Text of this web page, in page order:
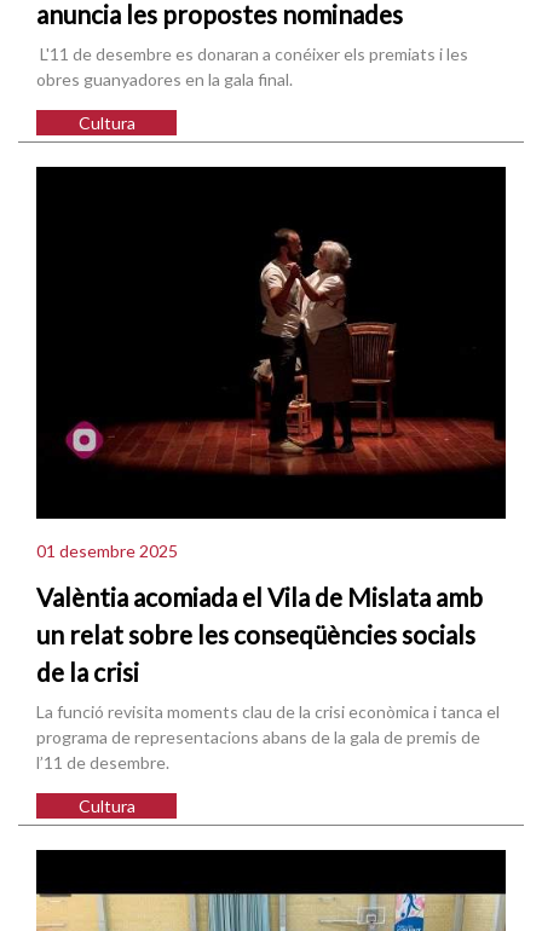
anuncia les propostes nominades
L'11 de desembre es donaran a conéixer els premiats i les
obres guanyadores en la gala final.
Cultura
01 desembre 2025
Valèntia acomiada el Vila de Mislata amb
un relat sobre les conseqüències socials
de la crisi
La funció revisita moments clau de la crisi econòmica i tanca el
programa de representacions abans de la gala de premis de
l’11 de desembre.
Cultura